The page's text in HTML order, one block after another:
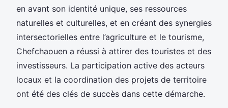
en avant son identité unique, ses ressources
naturelles et culturelles, et en créant des synergies
intersectorielles entre l’agriculture et le tourisme,
Chefchaouen a réussi à attirer des touristes et des
investisseurs. La participation active des acteurs
locaux et la coordination des projets de territoire
ont été des clés de succès dans cette démarche.